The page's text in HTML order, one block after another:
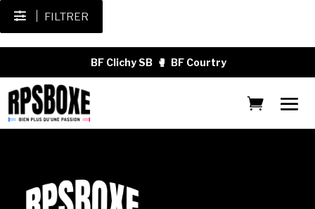
FILTRER
BF Clichy SB 🥊 BF Courtry